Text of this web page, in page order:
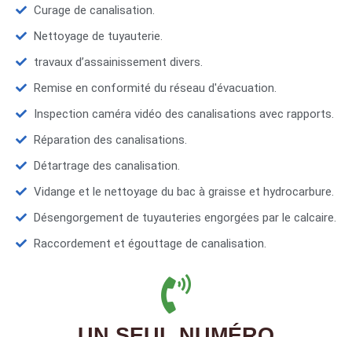
Curage de canalisation.
Nettoyage de tuyauterie.
travaux d’assainissement divers.
Remise en conformité du réseau d'évacuation.
Inspection caméra vidéo des canalisations avec rapports.
Réparation des canalisations.
Détartrage des canalisation.
Vidange et le nettoyage du bac à graisse et hydrocarbure.
Désengorgement de tuyauteries engorgées par le calcaire.
Raccordement et égouttage de canalisation.